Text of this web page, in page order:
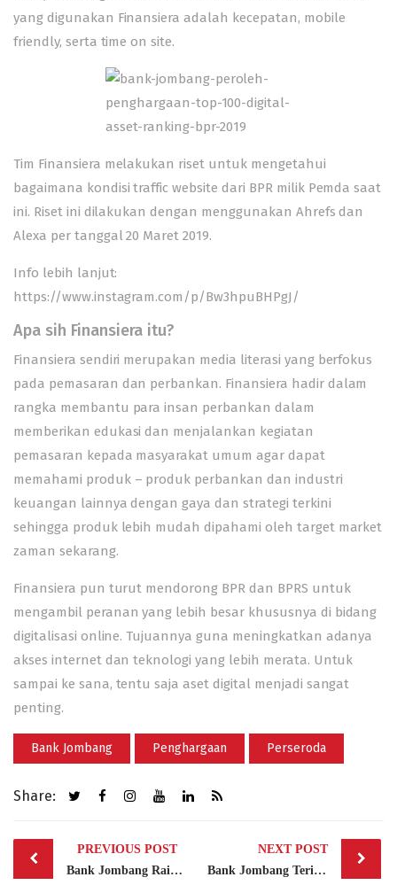
yang digunakan Finansiera adalah kecepatan, mobile
friendly, serta time on site.
Tim Finansiera melakukan riset untuk mengetahui
bagaimana kondisi traffic website dari BPR milik Pemda saat
ini. Riset ini dilakukan dengan menggunakan Ahrefs dan
Alexa per tanggal 20 Maret 2019.
Info lebih lanjut:
https://www.instagram.com/p/Bw3hpuBHPgJ/
Apa sih Finansiera itu?
Finansiera sendiri merupakan media literasi yang berfokus
pada pemasaran dan perbankan. Finansiera hadir dalam
rangka membantu para insan perbankan dalam
memberikan edukasi dan menjalankan kegiatan
pemasaran kepada masyarakat umum agar dapat
memahami produk – produk perbankan dan industri
keuangan lainnya dengan gaya dan strategi terkini
sehingga produk lebih mudah dipahami oleh target market
zaman sekarang.
Finansiera pun turut mendorong BPR dan BPRS untuk
mengambil peranan yang lebih besar khususnya di bidang
digitalisasi online. Tujuannya guna meningkatkan adanya
akses internet dan teknologi yang lebih merata. Untuk
sampai ke sana, tentu saja aset digital menjadi sangat
penting.
Bank Jombang Penghargaan Perseroda
Share:
Post
navigation
PREVIOUS POST
Bank Jombang Raih Penghargaan Indonesia Enterprise Risk Management Award III 2019
NEXT POST
Bank Jombang Terima Kunjungan BPR Bintan